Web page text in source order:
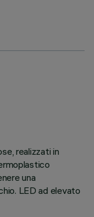
realizzati in
una
LED ad elevato